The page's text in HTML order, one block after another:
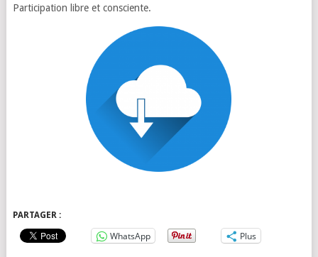
Participation libre et consciente.
PARTAGER :
WhatsApp Plus